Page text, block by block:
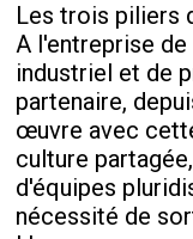
Les trois piliers
A l'entreprise
industriel et de
partenaire,
œuvre avec
culture
d'équipes
nécessité de